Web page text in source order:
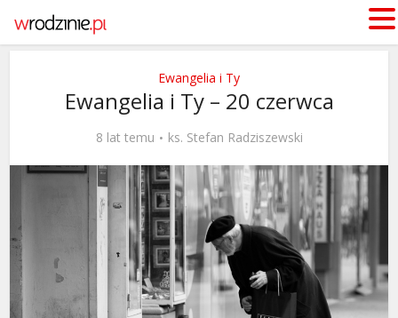
Ewangelia i Ty
Ewangelia i Ty – 20 czerwca
8 lat temu ks. Stefan Radziszewski